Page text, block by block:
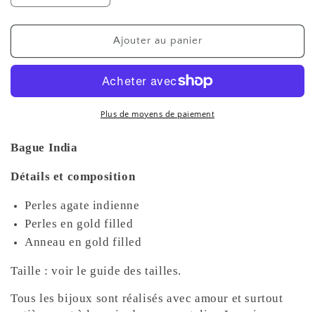
la
quantité
Bague
la
quantité
Bague
Ajouter au panier
Plus de moyens de paiement
Bague India
Détails et composition
Perles agate indienne
Perles en gold filled
Anneau en gold filled
Taille : voir le guide des tailles.
Tous les bijoux sont réalisés avec amour et surtout